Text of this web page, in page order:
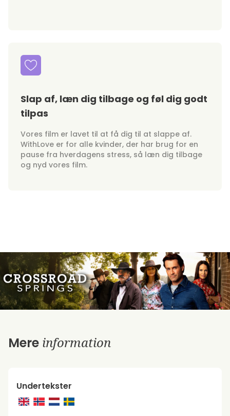
Slap af, læn dig tilbage og føl dig godt
tilpas
Vores film er lavet til at få dig til at slappe af.
WithLove er for alle kvinder, der har brug for en
pause fra hverdagens stress, så læn dig tilbage
og nyd vores film.
Mere information
Undertekster